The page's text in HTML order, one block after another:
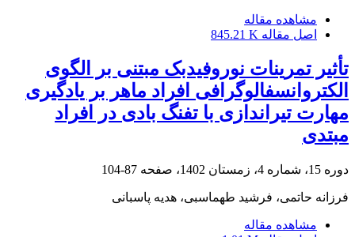
مشاهده مقاله
اصل مقاله 845.21 K
تأثیر تمرینات نوروفیدبک مبتنی بر الگوی
الکتروانسفالوگرافی افراد ماهر بر یادگیری
مهارت تیراندازی با تفنگ بادی در افراد
مبتدی
دوره 15، شماره 4، زمستان 1402، صفحه 87-104
فرزانه حاتمی، فرشید طهماسبی، هدیه پاسبانی
مشاهده مقاله